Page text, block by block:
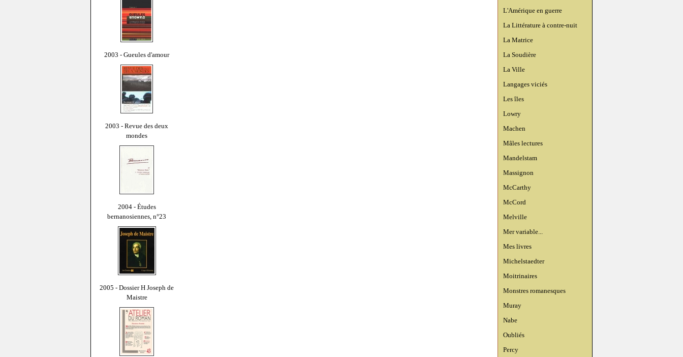
2003 - Gueules d'amour
2003 - Revue des deux
mondes
2004 - Études
bernanosiennes, n°23
2005 - Dossier H Joseph de
Maistre
L'Amérique en guerre
La Littérature à contre-nuit
La Matrice
La Soudière
La Ville
Langages viciés
Les îles
Lowry
Machen
Mâles lectures
Mandelstam
Massignon
McCarthy
McCord
Melville
Mer variable...
Mes livres
Michelstaedter
Moitrinaires
Monstres romanesques
Muray
Nabe
Oubliés
Percy